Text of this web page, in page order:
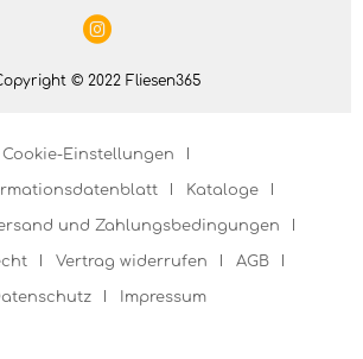
© 2022 Fliesen365
Cookie-Einstellungen
Kataloge
und Zahlungsbedingungen
Vertrag widerrufen AGB
Impressum